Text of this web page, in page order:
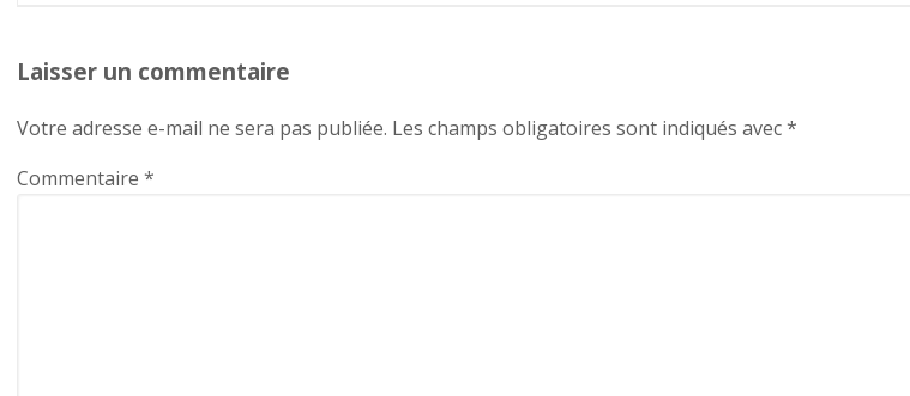
Laisser un commentaire
Votre adresse e-mail ne sera pas publiée. Les champs obligatoires sont indiqués avec*
Commentaire *